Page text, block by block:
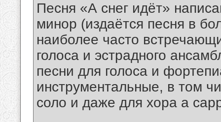
Песня «А снег идёт»
минор (издаётся песня в
наиболее часто
голоса и эстрадного
песни для голоса и
инструментальные, в том
соло и даже для хора a